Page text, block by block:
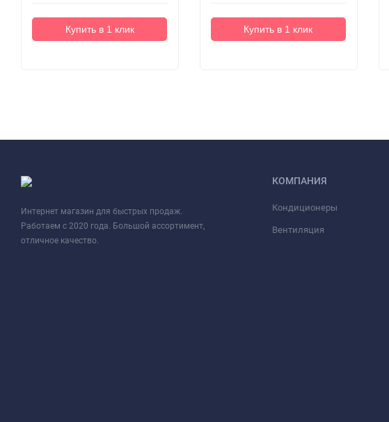
Купить в 1 клик Купить в 1 клик
Интернет магазин для быстрых продаж.
Работаем с 2020 года. Большой ассортимент,
отличное качество.
КОМПАНИЯ
Кондиционеры
Вентиляция